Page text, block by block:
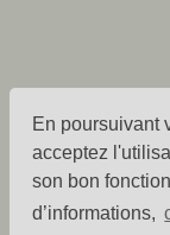
En poursuivant
acceptez
son bon
d’informations,